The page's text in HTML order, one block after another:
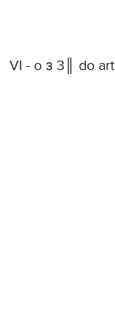
VII - o з 4║ do
SINIEF 07/89,